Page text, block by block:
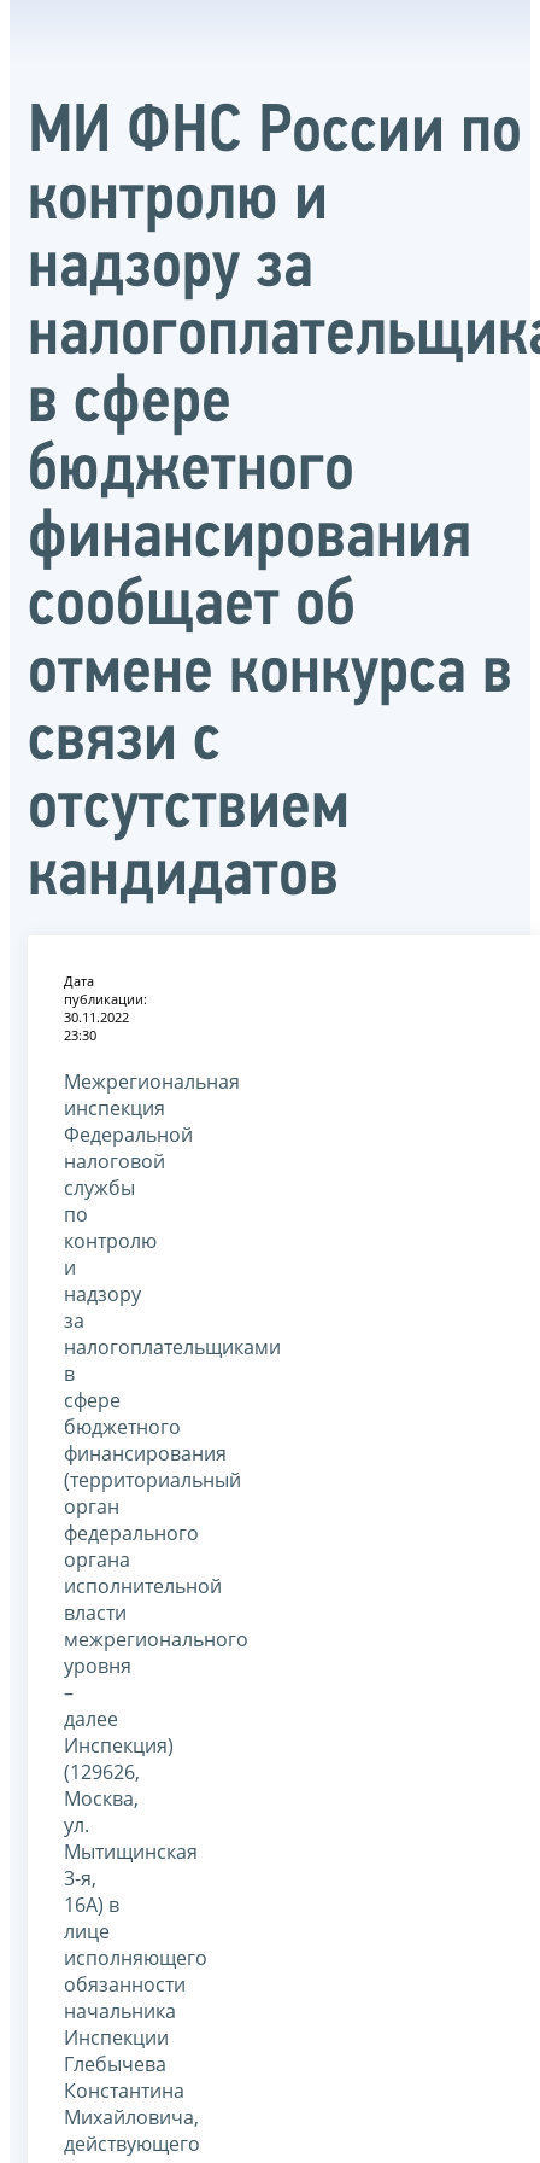
МИ ФНС России по
контролю и
надзору за
в сфере
бюджетного
финансирования
сообщает об
отмене конкурса в
связи с
отсутствием
кандидатов
Дата
публикации:
30.11.2022
23:30
Межрегиональная
инспекция
Федеральной
налоговой
службы
по
контролю
и
надзору
за
налогоплательщиками
в
сфере
бюджетного
финансирования
(территориальный
орган
федерального
органа
исполнительной
власти
межрегионального
уровня
–
далее
Инспекция)
(129626,
Москва,
ул.
Мытищинская
3-я,
16А) в
лице
исполняющего
обязанности
начальника
Инспекции
Глебычева
Константина
Михайловича,
действующего